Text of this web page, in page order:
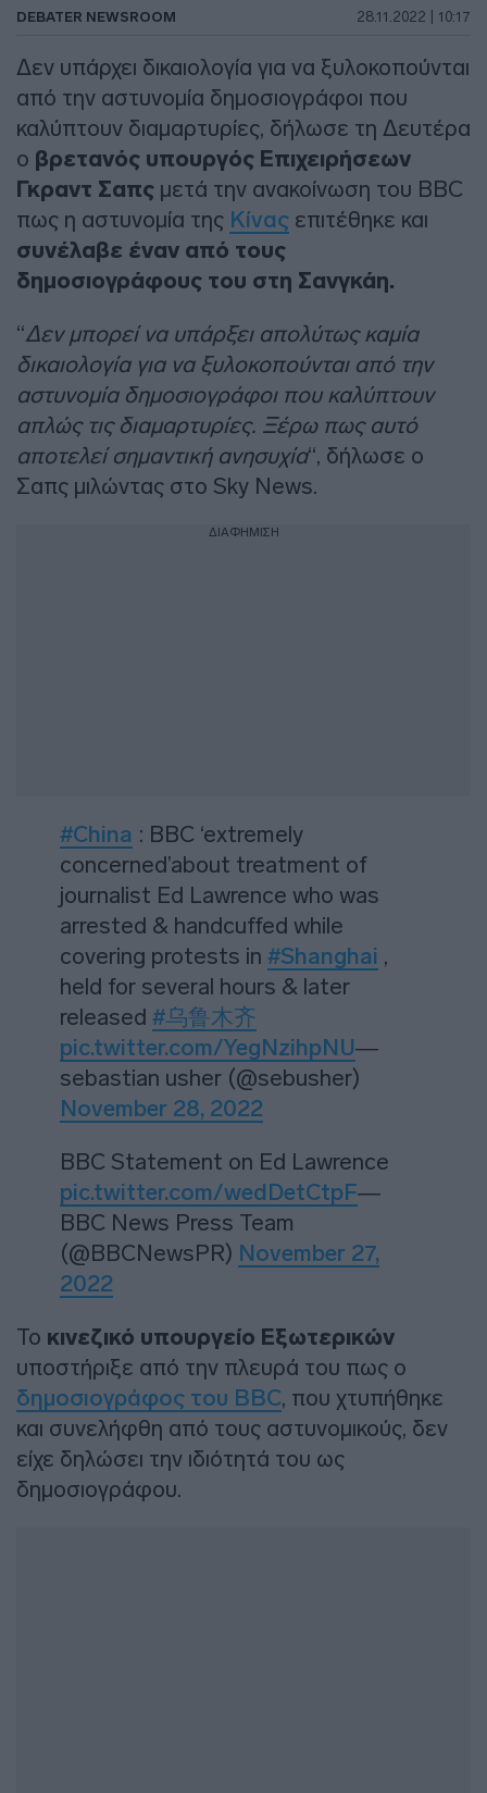
DEBATER NEWSROOM 28.11.2022 | 10:17
Δεν υπάρχει δικαιολογία για να ξυλοκοπούνται
από την αστυνομία δημοσιογράφοι που
καλύπτουν διαμαρτυρίες, δήλωσε τη Δευτέρα
ο βρετανός υπουργός Επιχειρήσεων
Γκραντ Σαπς μετά την ανακοίνωση του BBC
πως η αστυνομία της Κίνας επιτέθηκε και
συνέλαβε έναν από τους
δημοσιογράφους του στη Σανγκάη.
“Δεν μπορεί να υπάρξει απολύτως καμία
δικαιολογία για να ξυλοκοπούνται από την
αστυνομία δημοσιογράφοι που καλύπτουν
απλώς τις διαμαρτυρίες. Ξέρω πως αυτό
αποτελεί σημαντική ανησυχία“, δήλωσε ο
Σαπς μιλώντας στο Sky News.
ΔΙΑΦΗΜΙΣΗ
#China : BBC ‘extremely
concerned’about treatment of
journalist Ed Lawrence who was
arrested & handcuffed while
covering protests in #Shanghai
held for several hours & later
released #乌鲁木齐
pic.twitter.com/YegNzihpNU—
sebastian usher (@sebusher)
November 28, 2022
BBC Statement on Ed Lawrence
pic.twitter.com/wedDetCtpF—
BBC News Press Team
(@BBCNewsPR) November 27,
2022
Το κινεζικό υπουργείο Εξωτερικών
υποστήριξε από την πλευρά του πως ο
δημοσιογράφος του BBC , που χτυπήθηκε
και συνελήφθη από τους αστυνομικούς, δεν
είχε δηλώσει την ιδιότητά του ως
δημοσιογράφου.